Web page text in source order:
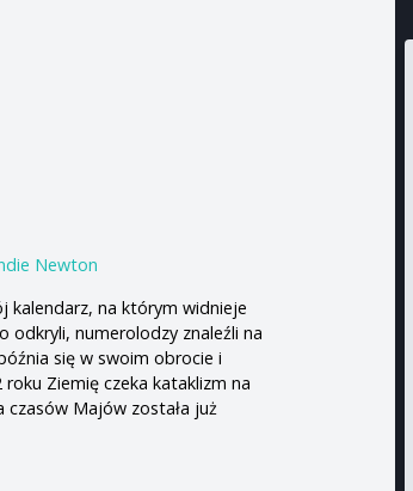
Newton
kalendarz, na którym widnieje
odkryli, numerolodzy znaleźli na
się w swoim obrocie i
Ziemię czeka kataklizm na
Majów została już